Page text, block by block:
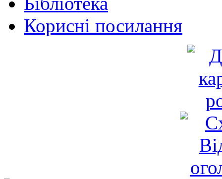
Корисні посилання